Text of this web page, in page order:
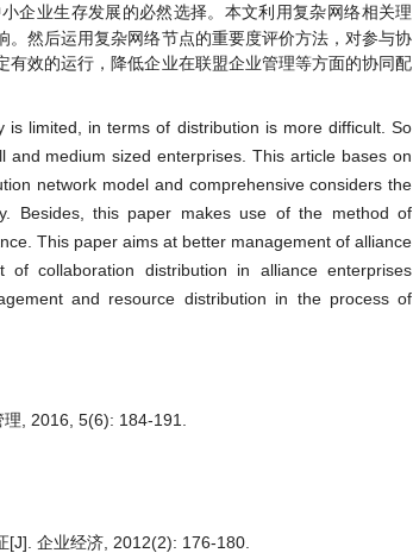
企业生存发展的必然选择。本文利用复杂网络相关理
然后运用复杂网络节点的重要度评价方法，对参与协
效的运行，降低企业在联盟企业管理等方面的协同配
limited, in terms of distribution is more difficult. So
medium sized enterprises. This article bases on
network model and comprehensive considers the
Besides, this paper makes use of the method of
This paper aims at better management of alliance
collaboration distribution in alliance enterprises
and resource distribution in the process of
, 2016, 5(6): 184-191.
企业经济, 2012(2): 176-180.